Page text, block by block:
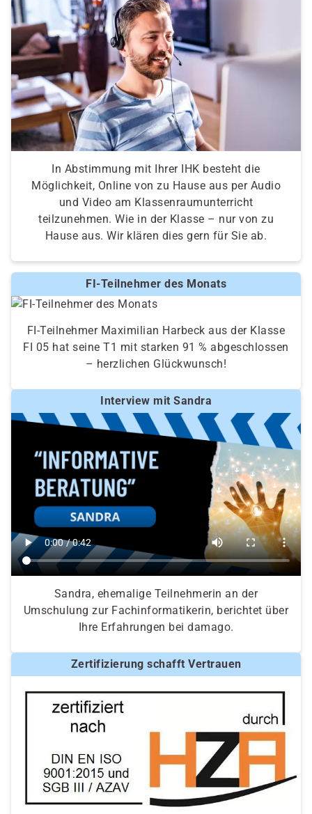
In Abstimmung mit Ihrer IHK besteht die
Möglichkeit, Online von zu Hause aus per Audio
und Video am Klassenraumunterricht
teilzunehmen. Wie in der Klasse – nur von zu
Hause aus. Wir klären dies gern für Sie ab.
FI-Teilnehmer des Monats
FI-Teilnehmer Maximilian Harbeck aus der Klasse
FI 05 hat seine T1 mit starken 91 % abgeschlossen
– herzlichen Glückwunsch!
Interview mit Sandra
Sandra, ehemalige Teilnehmerin an der
Umschulung zur Fachinformatikerin, berichtet über
Ihre Erfahrungen bei damago.
Zertifizierung schafft Vertrauen